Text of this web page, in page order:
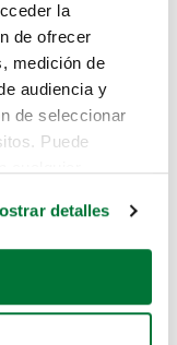
la
de ofrecer
medición de
audiencia y
de seleccionar
Puede
geográfica
detalles
como
aquí.
estás